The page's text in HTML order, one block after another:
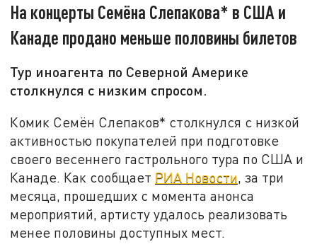
На концерты Семёна Слепакова* в США и
Канаде продано меньше половины билетов
Тур иноагента по Северной Америке
столкнулся с низким спросом.
Комик Семён Слепаков* столкнулся с низкой
активностью покупателей при подготовке
своего весеннего гастрольного тура по США и
Канаде. Как сообщает РИА Новости, за три
месяца, прошедших с момента анонса
мероприятий, артисту удалось реализовать
менее половины доступных мест.